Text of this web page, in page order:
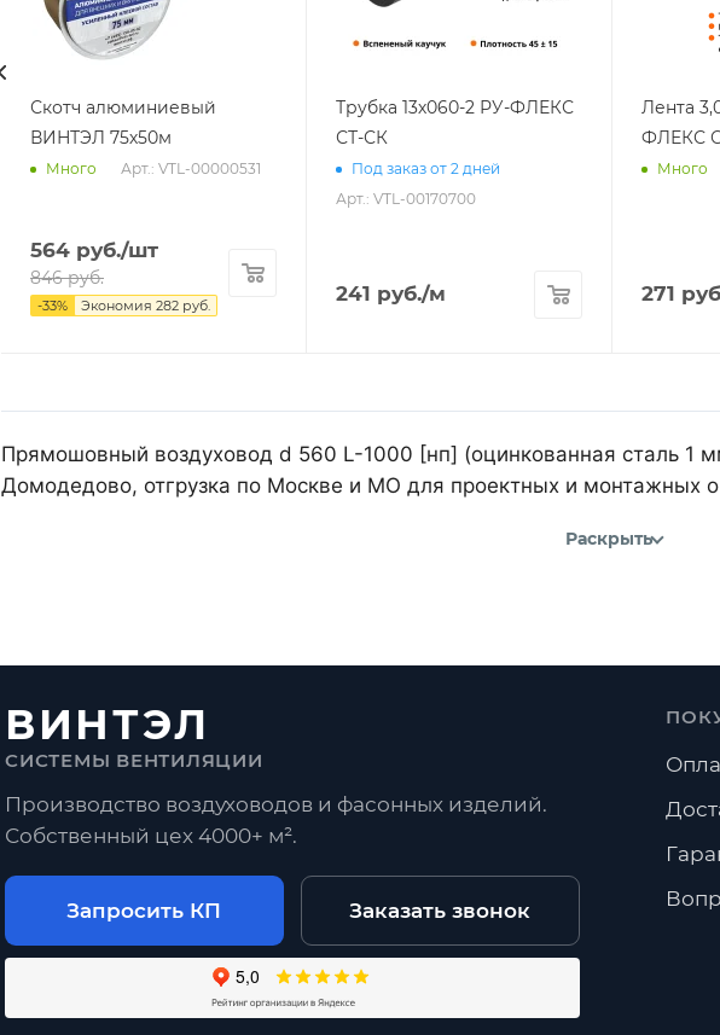
Скотч алюминиевый
ВИНТЭЛ 75х50м
Много Арт.: VTL-00000531
564 руб./шт
846руб.
-33% Экономия 282 руб.
Трубка 13х060-2 РУ-ФЛЕКС
СТ-СК
Под заказ от 2 дней
Арт.: VTL-00170700
241 руб./м
Лента
ФЛЕКС
Много
271
Прямошовный воздуховод d 560 L-1000 [нп] (оцинкованная сталь 1
Домодедово, отгрузка по Москве и МО для проектных и монтажных
Раскрыть
ВИНТЭЛ
СИСТЕМЫ ВЕНТИЛЯЦИИ
Производство воздуховодов и фасонных изделий.
Собственный цех 4000+ м².
Запросить КП Заказать звонок